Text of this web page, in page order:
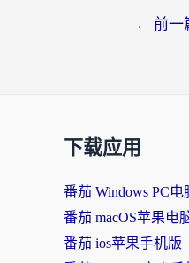
← 前一
下载应用
番茄 Windows PC电
番茄 macOS苹果电
番茄 ios苹果手机版